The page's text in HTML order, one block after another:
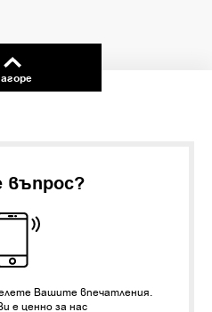
Вашите впечатления.
е ценно за нас